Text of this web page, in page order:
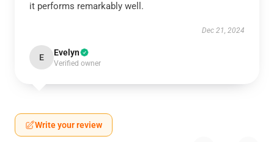
it performs remarkably well.
Dec 21, 2024
E Evelyn
Verified owner
Write your review